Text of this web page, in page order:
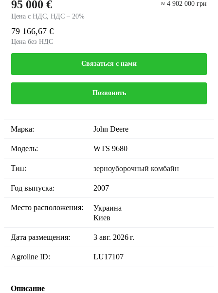
95 000 €
Цена с НДС, НДС – 20%
≈ 4 902 000 грн
79 166,67 €
Цена без НДС
Связаться с нами
Позвонить
Марка: John Deere
Модель: WTS 9680
Тип: зерноуборочный комбайн
Год выпуска: 2007
Место расположения:
Украина
Киев
Дата размещения: 3 авг. 2026 г.
Agroline ID: LU17107
Описание